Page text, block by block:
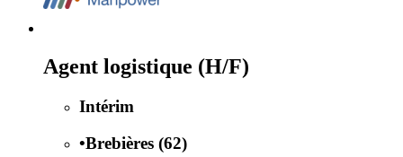
Agent logistique (H/F)
Intérim
•Brebières (62)